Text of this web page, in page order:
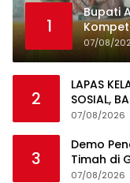
1
Bupati
Sama
07/08/
2
LAPAS
SOSIAL,
07/08/2026
3
Demo
Timah di
Niaga
07/08/2026